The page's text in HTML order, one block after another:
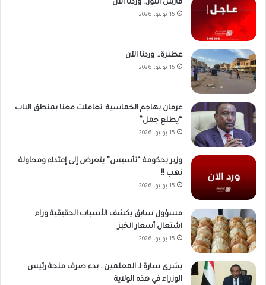
فارس النور… وردنا الآن
15 يونيو، 2026
عطبرة… وردنا الآن
15 يونيو، 2026
عرمان يهاجم الخماسية: تعاملت معنا بمنطق الباب
“يطلع جمل”
15 يونيو، 2026
وزير بحكومة “تأسيس” يتعرض إلى إعتداء ومحاولة
نهب !!
15 يونيو، 2026
مسؤول سابق يكشف الأسباب الحقيقية وراء
اشتعال أسعار الخبز
15 يونيو، 2026
بشرى سارة لـ المعلمين.. بدء صرف منحة رئيس
الوزراء في هذه الولاية